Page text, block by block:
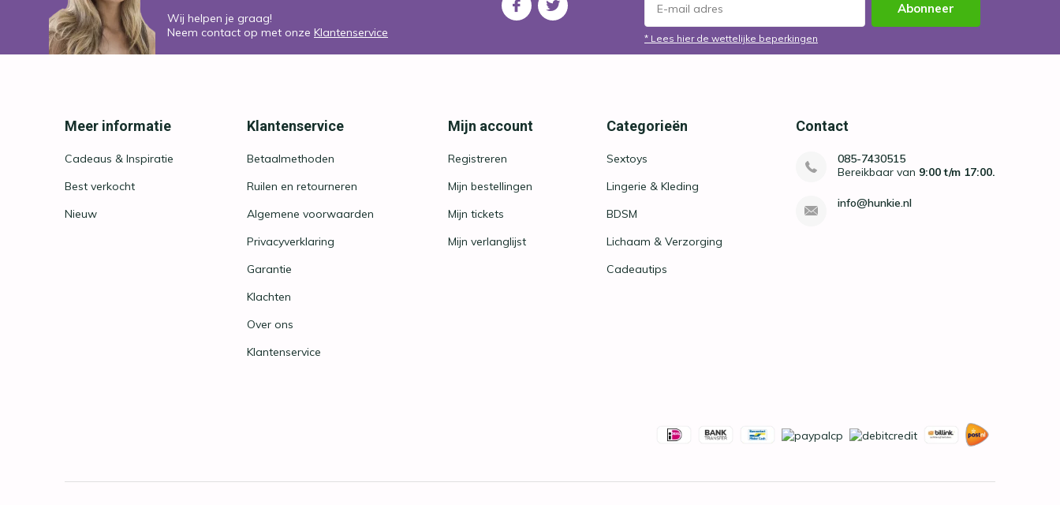
Wij helpen je graag!
Neem contact op met onze Klantenservice
Abonneer
* Lees hier de wettelijke beperkingen
Meer informatie
Cadeaus & Inspiratie
Best verkocht
Nieuw
Klantenservice
Betaalmethoden
Ruilen en retourneren
Algemene voorwaarden
Privacyverklaring
Garantie
Klachten
Over ons
Klantenservice
Mijn account
Registreren
Mijn bestellingen
Mijn tickets
Mijn verlanglijst
Categorieën
Sextoys
Lingerie & Kleding
BDSM
Lichaam & Verzorging
Cadeautips
Contact
085-7430515
Bereikbaar van 9:00 t/m 17:00.
info@hunkie.nl